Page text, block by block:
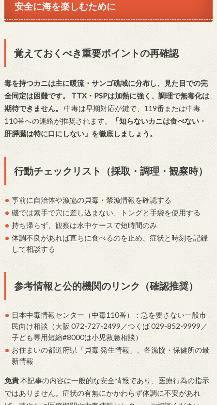
安全に海を楽しむために
覚えておくべき重要ポイントの再確認
毒を持つカニは主に暖流・サンゴ礁域に分布し、見た目での完
全同定は困難です。
TTX・PSPは加熱に強く、調理で無毒化は
期待できません。
中毒は早期対応が鍵で、119番または中毒
110番への連絡が推奨されます。
「知らないカニは食べない・
肝膵臓は特に口にしない」を徹底しましょう。
行動チェックリスト（採取・調理・観察時）
事前に自治体や漁協の貝毒・禁漁情報を確認する
磯では素手で穴に差し込まない、トングと手袋を使用する
持ち帰らず、観察は水中ケースで短時間のみ
体調不良があれば直ちに食べるのを止め、症状と時刻を記録
して相談する
参考情報と公的機関のリンク（確認推奨）
日本中毒情報センター（中毒110番）：急を要さない一般市
民向け相談（大阪 072-727-2499／つくば 029-852-9999／
子ども専用短縮#8000は小児救急相談）
お住まいの都道府県「貝毒 発生情報」、各漁協・保健所の最
新情報
免責本記事の内容は一般的な安全情報であり、医療行為の指示
ではありません。症状の有無にかかわらず体調に不安があれ